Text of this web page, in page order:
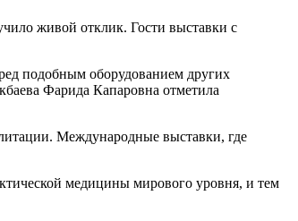
живой отклик. Гости выставки с
подобным оборудованием других
Фарида Капаровна отметила
Международные выставки, где
медицины мирового уровня, и тем